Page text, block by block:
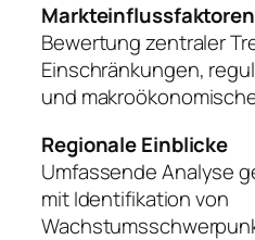
Markteinflussfaktoren
Bewertung zentraler
Einschränkungen,
und
Regionale Einblicke
Umfassende Analyse
mit Identifikation von